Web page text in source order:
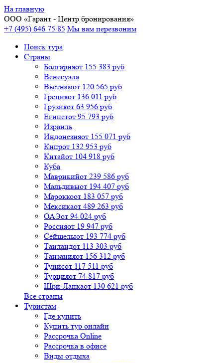
На главную
ООО «Гарант - Центр бронирования»
+7 (495) 646 75 85 Мы вам перезвоним
Поиск тура
Cтраны
Болгарияот 155 383 руб
Венесуэла
Вьетнамот 120 565 руб
Грецияот 136 011 руб
Грузияот 63 956 руб
Египетот 95 793 руб
Израиль
Индонезияот 155 071 руб
Кипрот 132 953 руб
Китайот 104 918 руб
Куба
Маврикийот 239 586 руб
Мальдивыот 194 407 руб
Мароккоот 183 057 руб
Мексикаот 489 263 руб
ОАЭот 94 024 руб
Россияот 19 947 руб
Сейшелыот 193 774 руб
Таиландот 113 303 руб
Танзанияот 156 312 руб
Тунисот 117 511 руб
Турцияот 74 817 руб
Шри-Ланкаот 130 621 руб
Все страны
Туристам
Где купить
Купить тур онлайн
Рассрочка Online
Рассрочка в офисе
Виды отдыха